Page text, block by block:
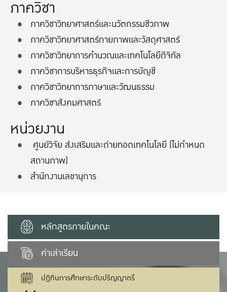
ภาควิชา
ภาควิชาวิทยาศาสตร์และนวัตกรรมชีวภาพ
ภาควิชาวิทยาศาสตร์กายภาพและวัสดุศาสตร์
ภาควิชาวิทยาการคำนวณและเทคโนโลยีดิจิทัล
ภาควิชาการบริหารธุรกิจและการบัญชี
ภาควิชาวิทยาการภาษาและวัฒนธรรม
ภาควิชาสังคมศาสตร์
หน่วยงาน
ศูนย์วิจัย ส่งเสริมและถ่ายทอดเทคโนโลยี (ไม่กำหนด
สถานภาพ)
สำนักงานเลขานุการ
หลักสูตรภายในคณะ
ค่าเล่าเรียน
ปฏิทินการศึกษาระดับปริญญาตรี